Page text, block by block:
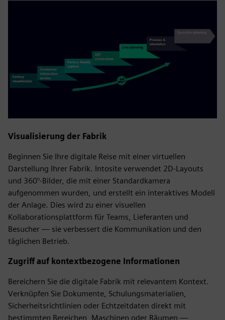
Visualisierung der Fabrik
Beginnen Sie Ihre digitale Reise mit einer virtuellen
Darstellung Ihrer Fabrik. Intosite verwendet 2D-Layouts
und 360°-Bilder, die mit einer Standardkamera
aufgenommen wurden, und erstellt ein interaktives Modell
der Anlage. Dies wird zu einer visuellen
Kollaborationsplattform für Teams, Lieferanten und
Besucher — sie verbessert die Kommunikation und den
täglichen Betrieb.
Zugriff auf kontextbezogene Informationen
Bereichern Sie die digitale Fabrik mit relevantem Kontext.
Verknüpfen Sie Dokumente, Schulungsmaterialien,
Sicherheitsrichtlinien oder Echtzeitdaten direkt mit
bestimmten Bereichen, Maschinen oder Räumen —